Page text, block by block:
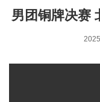
男团铜牌决赛